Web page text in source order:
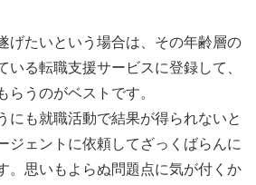
げたいという場合は、その年齢層の
いる転職支援サービスに登録して、
らうのがベストです。
にも就職活動で結果が得られないと
ジェントに依頼してざっくばらんに
。思いもよらぬ問題点に気が付くか